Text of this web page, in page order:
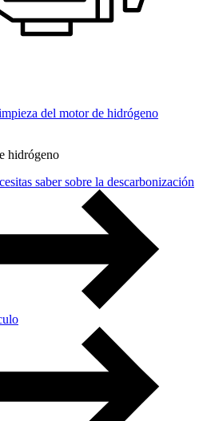
del motor de hidrógeno
hidrógeno
saber sobre la descarbonización